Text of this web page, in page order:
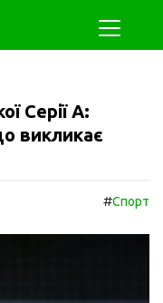
Серії А:
викликає
#Спорт